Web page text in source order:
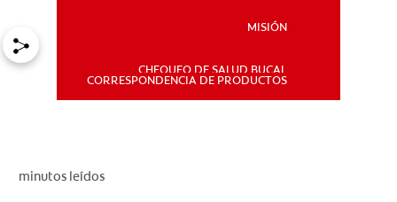
MISIÓN
CHEQUEO DE SALUD BUCAL
CORRESPONDENCIA DE PRODUCTOS
minutos leídos